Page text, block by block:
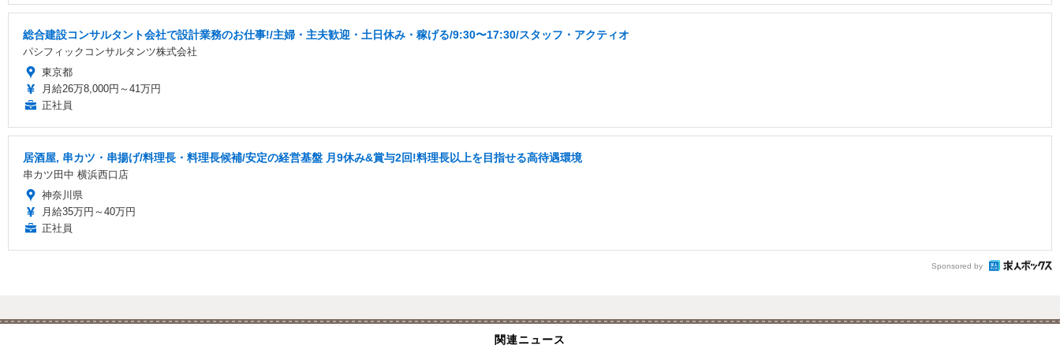
総合建設コンサルタント会社で設計業務のお仕事!/主婦・主夫歓迎・土日休み・稼げる/9:30〜17:30/スタッフ・アクティオ
パシフィックコンサルタンツ株式会社
東京都
月給26万8,000円～41万円
正社員
居酒屋, 串カツ・串揚げ/料理長・料理長候補/安定の経営基盤 月9休み&賞与2回!料理長以上を目指せる高待遇環境
串カツ田中 横浜西口店
神奈川県
月給35万円～40万円
正社員
Sponsored by
関連ニュース